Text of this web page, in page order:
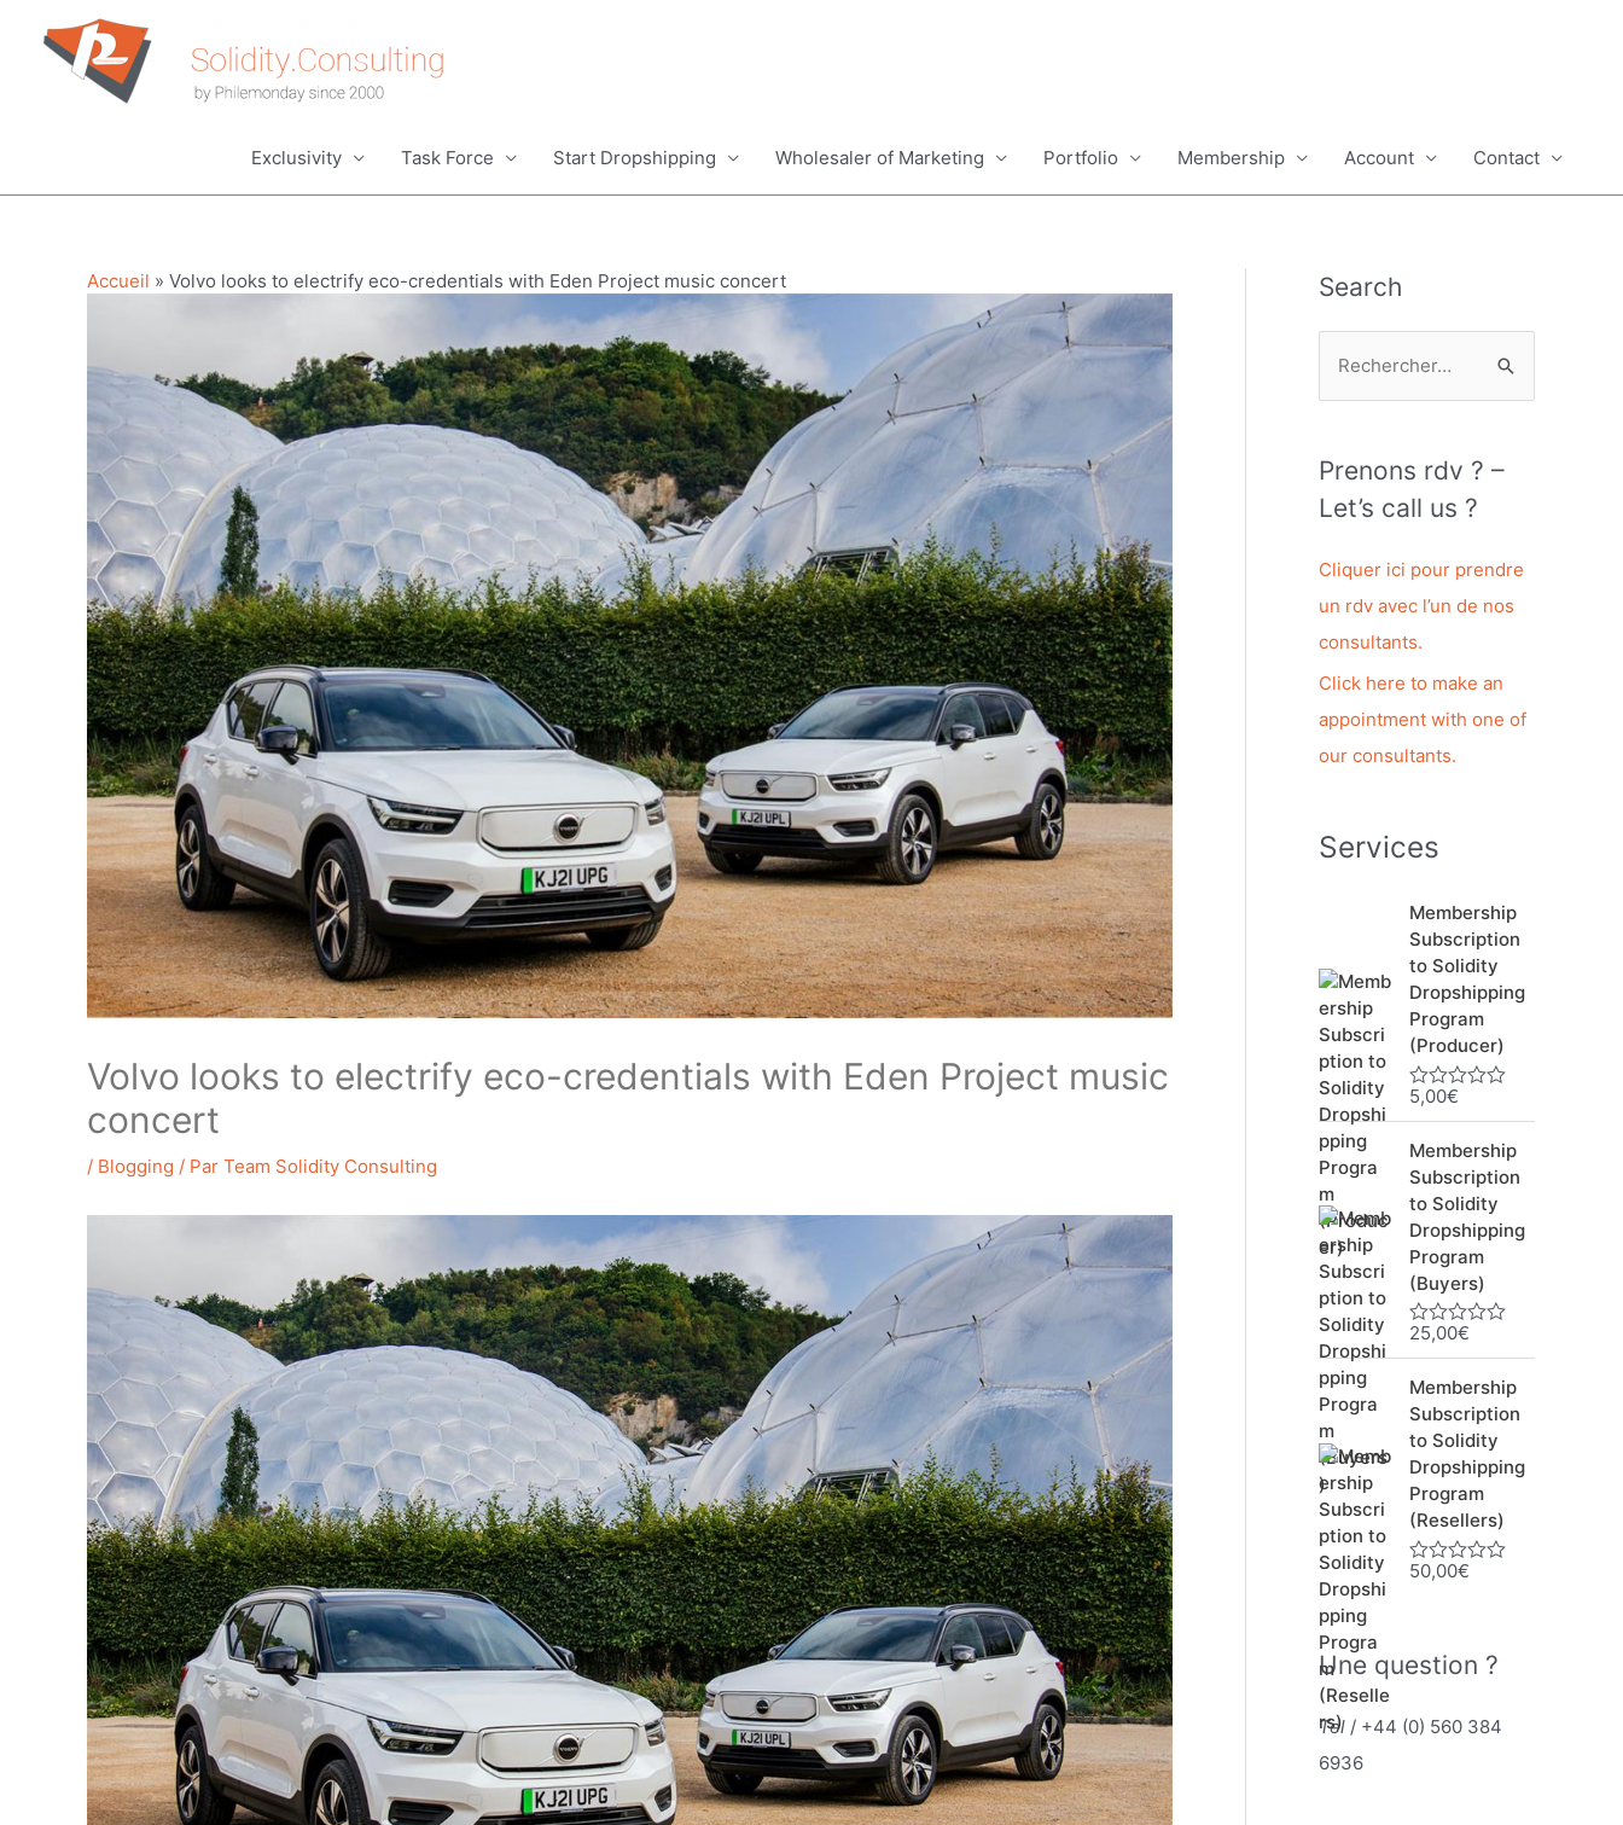
contenu
Exclusivity Task Force Start Dropshipping Wholesaler of Marketing Portfolio Membership Account Contact
Accueil » Volvo looks to electrify eco-credentials with Eden Project music concert
Volvo looks to electrify eco-credentials with Eden Project music
concert
/ Blogging / Par Team Solidity Consulting
Search
h
e
c
h
e
r
Prenons rdv ? –
Let’s call us ?
Cliquer ici pour prendre
un rdv avec l’un de nos
consultants.
Click here to make an
appointment with one of
our consultants.
Services
Membership
Subscription
to Solidity
Dropshipping
Program
(Producer)
N
o
e
0
u
r
5
5,00€
Membership
Subscription
to Solidity
Dropshipping
Program
(Buyers)
N
o
e
0
u
r
5
25,00€
Membership
Subscription
to Solidity
Dropshipping
Program
(Resellers)
N
s
5
50,00€
Une question ?
Tel / +44 (0) 560 384
6936